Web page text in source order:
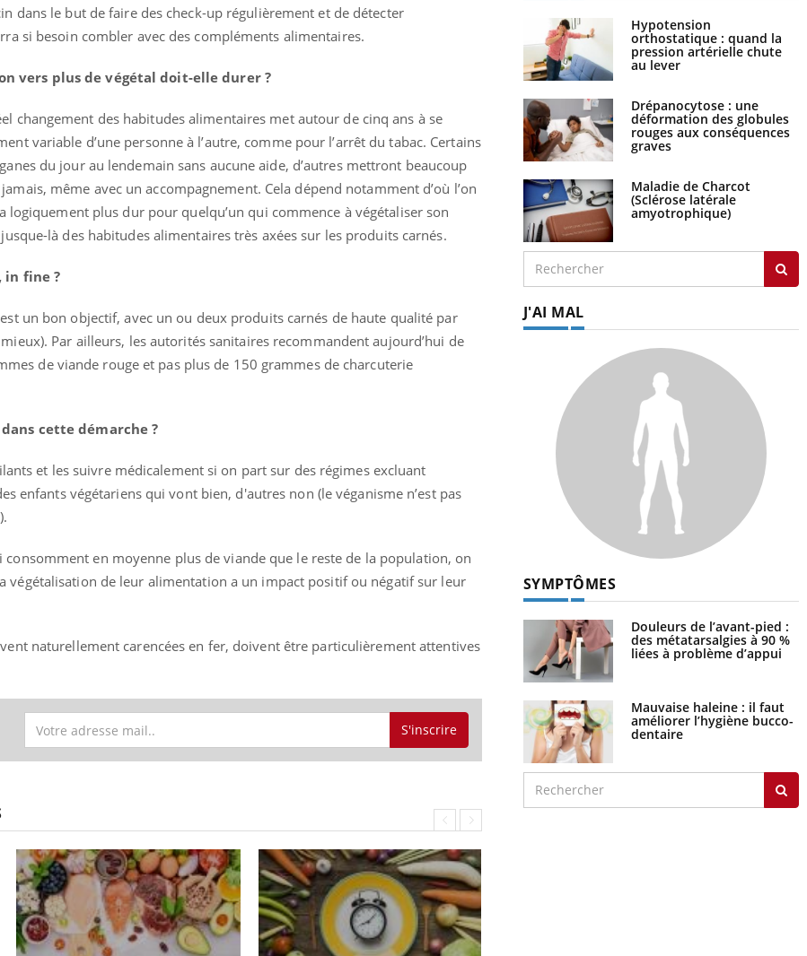
dans le but de faire des check-up régulièrement et de détecter
si besoin combler avec des compléments alimentaires.
vers plus de végétal doit-elle durer ?
changement des habitudes alimentaires met autour de cinq ans à se
variable d’une personne à l’autre, comme pour l’arrêt du tabac. Certains
du jour au lendemain sans aucune aide, d’autres mettront beaucoup
même avec un accompagnement. Cela dépend notamment d’où l’on
logiquement plus dur pour quelqu’un qui commence à végétaliser son
là des habitudes alimentaires très axées sur les produits carnés.
in fine ?
un bon objectif, avec un ou deux produits carnés de haute qualité par
Par ailleurs, les autorités sanitaires recommandent aujourd’hui de
de viande rouge et pas plus de 150 grammes de charcuterie
cette démarche ?
et les suivre médicalement si on part sur des régimes excluant
enfants végétariens qui vont bien, d'autres non (le véganisme n’est pas
consomment en moyenne plus de viande que le reste de la population, on
végétalisation de leur alimentation a un impact positif ou négatif sur leur
naturellement carencées en fer, doivent être particulièrement attentives
S'inscrire
Hypotension
orthostatique : quand la
pression artérielle chute
au lever
Drépanocytose : une
déformation des globules
rouges aux conséquences
graves
Maladie de Charcot
(Sclérose latérale
amyotrophique)
J'AI MAL
SYMPTÔMES
Douleurs de l’avant-pied :
des métatarsalgies à 90 %
liées à problème d’appui
Mauvaise haleine : il faut
améliorer l’hygiène bucco-
dentaire